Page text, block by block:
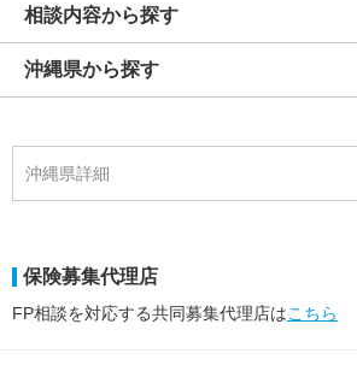
相談内容から探す
沖縄県から探す
沖縄県詳細
保険募集代理店
FP相談を対応する共同募集代理店はこちら